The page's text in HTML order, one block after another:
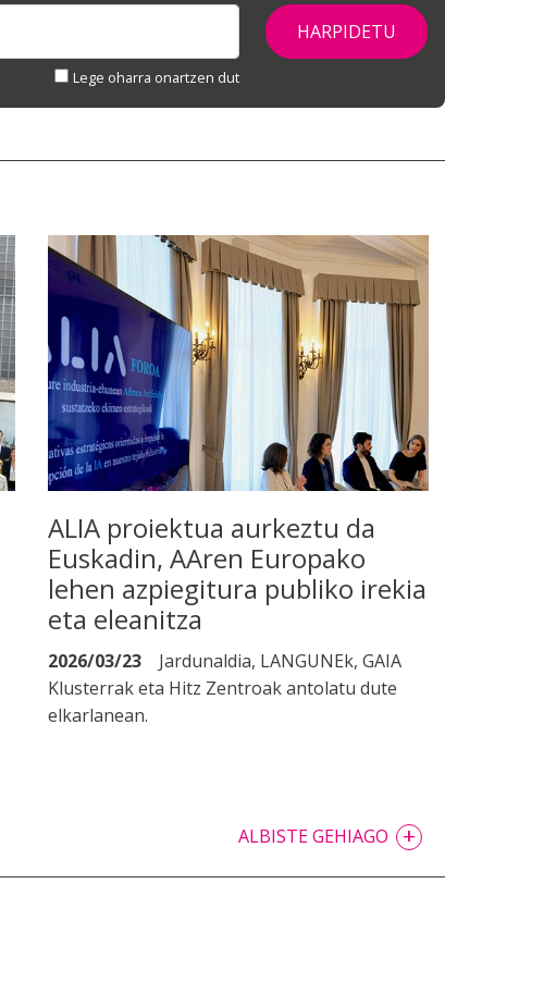
Lege oharra onartzen dut
ALIA proiektua aurkeztu da
Euskadin, AAren Europako
lehen azpiegitura publiko irekia
eta eleanitza
2026/03/23
Jardunaldia, LANGUNEk, GAIA
Klusterrak eta Hitz Zentroak antolatu dute
elkarlanean.
ALBISTE GEHIAGO +